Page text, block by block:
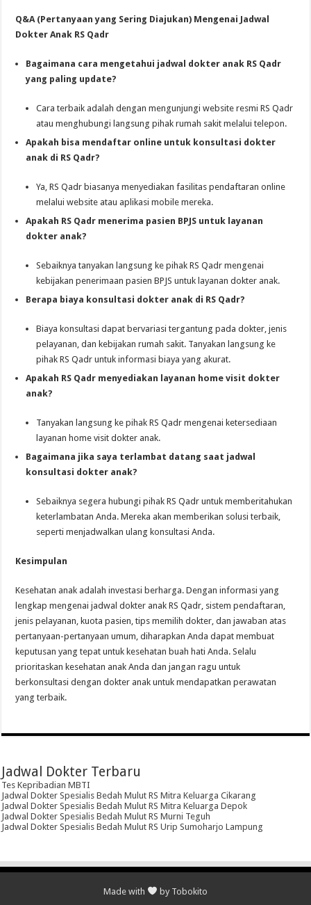
Q&A (Pertanyaan yang Sering Diajukan) Mengenai Jadwal
Dokter Anak RS Qadr
Bagaimana cara mengetahui jadwal dokter anak RS Qadr
yang paling update?
Cara terbaik adalah dengan mengunjungi website resmi RS Qadr
atau menghubungi langsung pihak rumah sakit melalui telepon.
Apakah bisa mendaftar online untuk konsultasi dokter
anak di RS Qadr?
Ya, RS Qadr biasanya menyediakan fasilitas pendaftaran online
melalui website atau aplikasi mobile mereka.
Apakah RS Qadr menerima pasien BPJS untuk layanan
dokter anak?
Sebaiknya tanyakan langsung ke pihak RS Qadr mengenai
kebijakan penerimaan pasien BPJS untuk layanan dokter anak.
Berapa biaya konsultasi dokter anak di RS Qadr?
Biaya konsultasi dapat bervariasi tergantung pada dokter, jenis
pelayanan, dan kebijakan rumah sakit. Tanyakan langsung ke
pihak RS Qadr untuk informasi biaya yang akurat.
Apakah RS Qadr menyediakan layanan home visit dokter
anak?
Tanyakan langsung ke pihak RS Qadr mengenai ketersediaan
layanan home visit dokter anak.
Bagaimana jika saya terlambat datang saat jadwal
konsultasi dokter anak?
Sebaiknya segera hubungi pihak RS Qadr untuk memberitahukan
keterlambatan Anda. Mereka akan memberikan solusi terbaik,
seperti menjadwalkan ulang konsultasi Anda.
Kesimpulan
Kesehatan anak adalah investasi berharga. Dengan informasi yang
lengkap mengenai jadwal dokter anak RS Qadr, sistem pendaftaran,
jenis pelayanan, kuota pasien, tips memilih dokter, dan jawaban atas
pertanyaan-pertanyaan umum, diharapkan Anda dapat membuat
keputusan yang tepat untuk kesehatan buah hati Anda. Selalu
prioritaskan kesehatan anak Anda dan jangan ragu untuk
berkonsultasi dengan dokter anak untuk mendapatkan perawatan
yang terbaik.
Jadwal Dokter Terbaru
Tes Kepribadian MBTI
Jadwal Dokter Spesialis Bedah Mulut RS Mitra Keluarga Cikarang
Jadwal Dokter Spesialis Bedah Mulut RS Mitra Keluarga Depok
Jadwal Dokter Spesialis Bedah Mulut RS Murni Teguh
Jadwal Dokter Spesialis Bedah Mulut RS Urip Sumoharjo Lampung
Made with by Tobokito